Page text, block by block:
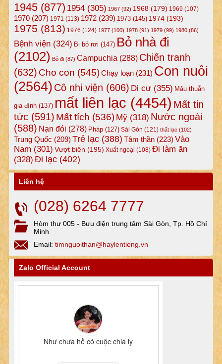
1945(877) 1954(305) 1967(92) 1968(179) 1969 (107)
1970(207) 1971 (113) 1972(239) 1973(145) 1974(193)
1975 (813) 1976 (124) 1977(100) 1978(91) 1979(99) 1980(86)
Bệnh viện(324) Bị bỏ rơi (147) Bỏ nhà đi
(2102) Bỏ đi(87) Campuchia (288) Chiến tranh
(632) Cho con (545)Chạy loạn(231) Con nuôi
(2564) Cô nhi viện (606) Di cư(355) Mâu thuẫn
gia đình(137) mất liên lạc (4454) Mất tin
tức(591) Mất tích (536) Mỹ(318) Nước ngoài
(588) Nạn đói (278) Pháp(127) Sài Gòn (121) thất lạc (102)
Trung Quốc (209) Trẻ lạc(388) Tâm thần(223) Vào
Nam (301) Vượt biên (195) Xuất ngoại (108) Đi làm ăn
(328) Đi lạc(402)
Liên hệ
(028) 6264 7777
Hòm thư 005 - Bưu điện trung tâm Sài Gòn, Tp. Hồ Chí
Minh
Email: timnguoithan@haylentieng.vn
Zalo Official Account